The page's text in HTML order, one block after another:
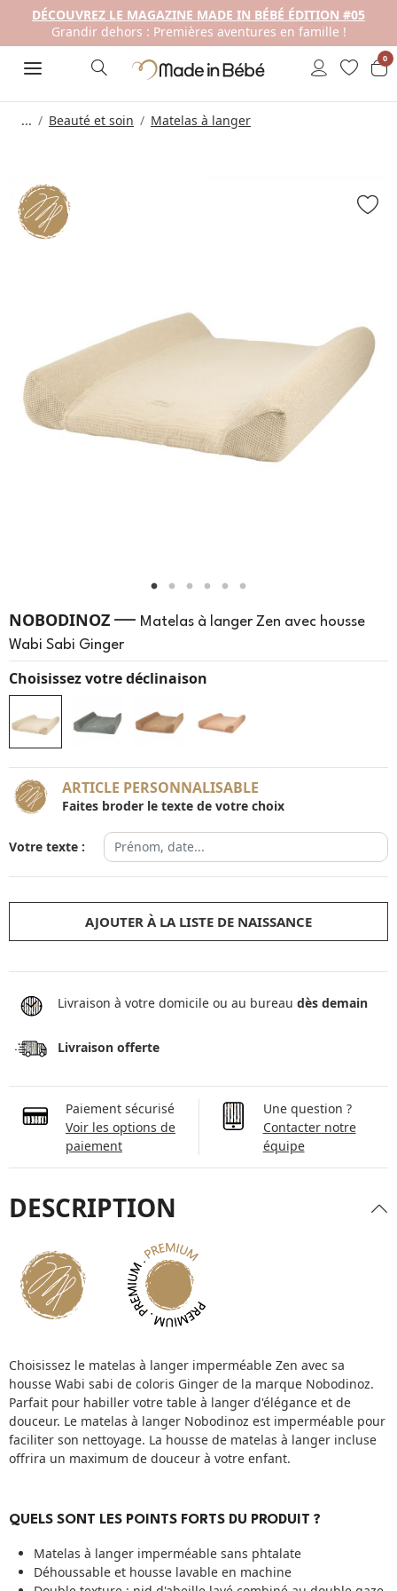
DÉCOUVREZ LE MAGAZINE MADE IN BÉBÉ ÉDITION #05
Grandir dehors : Premières aventures en famille !
0
... Beauté et soin Matelas à langer
NOBODINOZ — Matelas à langer Zen avec housse
Wabi Sabi Ginger
Choisissez votre déclinaison
ARTICLE PERSONNALISABLE
Faites broder le texte de votre choix
Votre texte :
AJOUTER À LA LISTE DE NAISSANCE
Livraison à votre domicile ou au bureau dès demain
Livraison offerte
Paiement sécurisé
Voir les options de
paiement
Une question ?
Contacter notre
équipe
DESCRIPTION
Choisissez le matelas à langer imperméable Zen avec sa
housse Wabi sabi de coloris Ginger de la marque Nobodinoz.
Parfait pour habiller votre table à langer d'élégance et de
douceur. Le matelas à langer Nobodinoz est imperméable pour
faciliter son nettoyage. La housse de matelas à langer incluse
offrira un maximum de douceur à votre enfant.
QUELS SONT LES POINTS FORTS DU PRODUIT ?
Matelas à langer imperméable sans phtalate
Déhoussable et housse lavable en machine